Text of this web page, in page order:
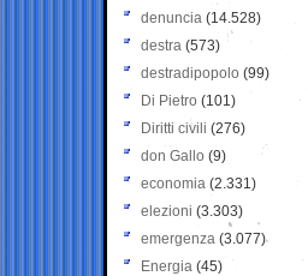
denuncia (14.528)
destra (573)
destradipopolo (99)
Di Pietro (101)
Diritti civili (276)
don Gallo (9)
economia (2.331)
elezioni (3.303)
emergenza (3.077)
Energia (45)